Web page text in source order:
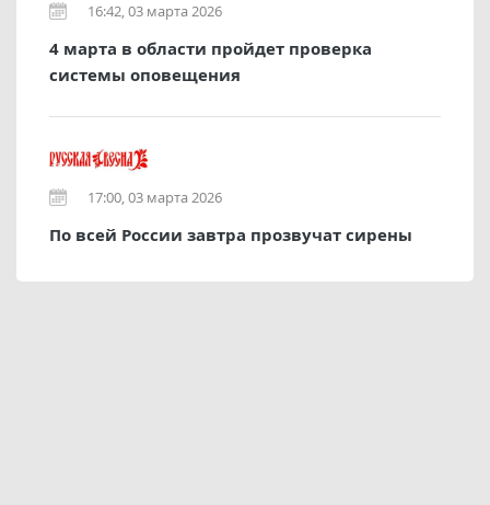
16:42, 03 марта 2026
4 марта в области пройдет проверка
системы оповещения
17:00, 03 марта 2026
По всей России завтра прозвучат сирены